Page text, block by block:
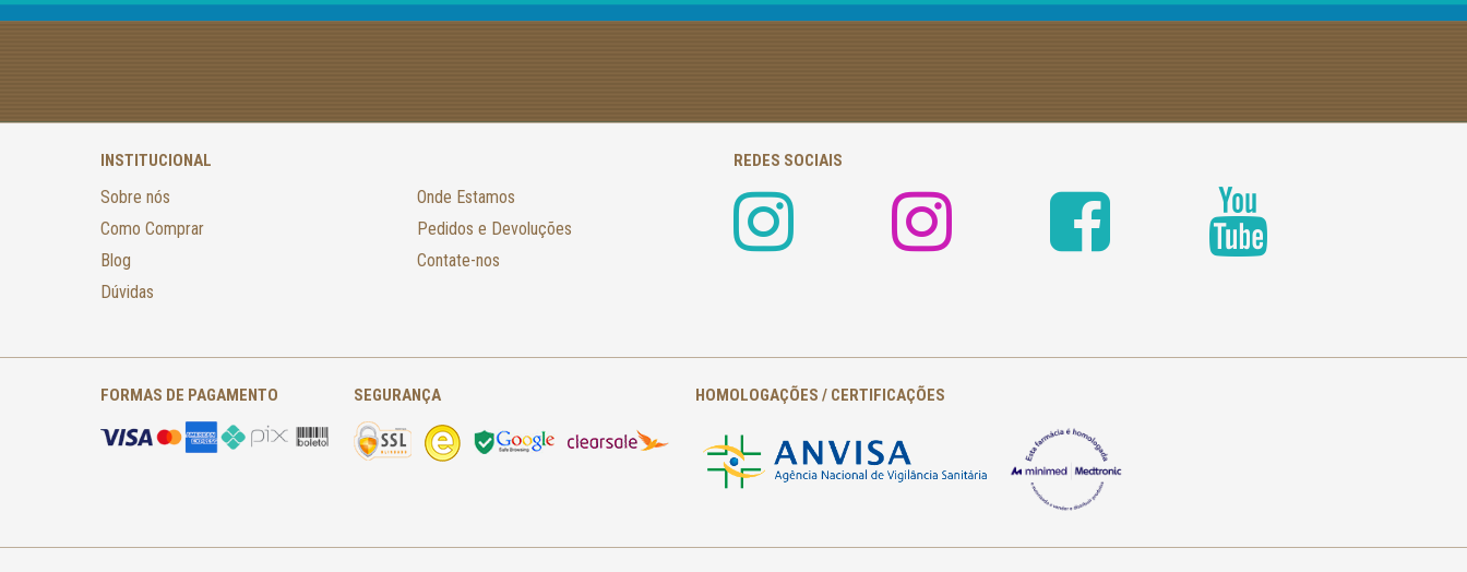
INSTITUCIONAL
Sobre nós
Como Comprar
Blog
Dúvidas
Onde Estamos
Pedidos e Devoluções
Contate-nos
REDES SOCIAIS
FORMAS DE PAGAMENTO SEGURANÇA HOMOLOGAÇÕES / CERTIFICAÇÕES